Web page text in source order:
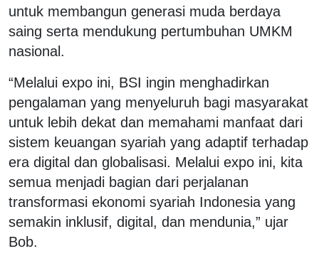
untuk membangun generasi muda berdaya
saing serta mendukung pertumbuhan UMKM
nasional.
“Melalui expo ini, BSI ingin menghadirkan
pengalaman yang menyeluruh bagi masyarakat
untuk lebih dekat dan memahami manfaat dari
sistem keuangan syariah yang adaptif terhadap
era digital dan globalisasi. Melalui expo ini, kita
semua menjadi bagian dari perjalanan
transformasi ekonomi syariah Indonesia yang
semakin inklusif, digital, dan mendunia,” ujar
Bob.